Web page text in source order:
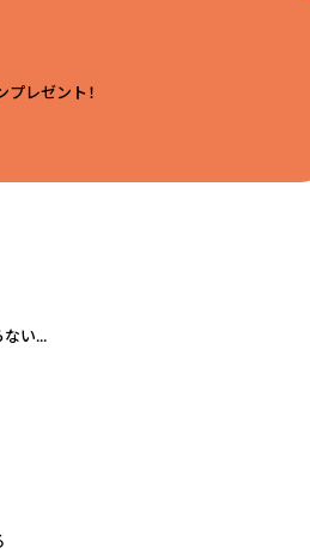
レゼント！
い...